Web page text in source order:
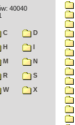
40040
C
D
H
I
M
N
R
S
W
X